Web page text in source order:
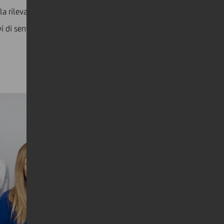
rilevazione, il monitoraggio e la notifica dei suoni
sentirsi indipendenti, libere e al sicuro, sia a casa